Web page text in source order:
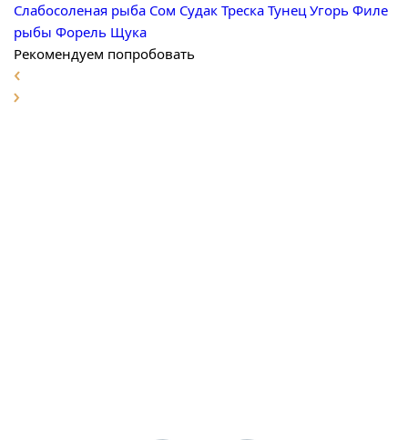
Слабосоленая рыба Сом Судак Треска Тунец Угорь Филе
рыбы Форель Щука
Рекомендуем попробовать